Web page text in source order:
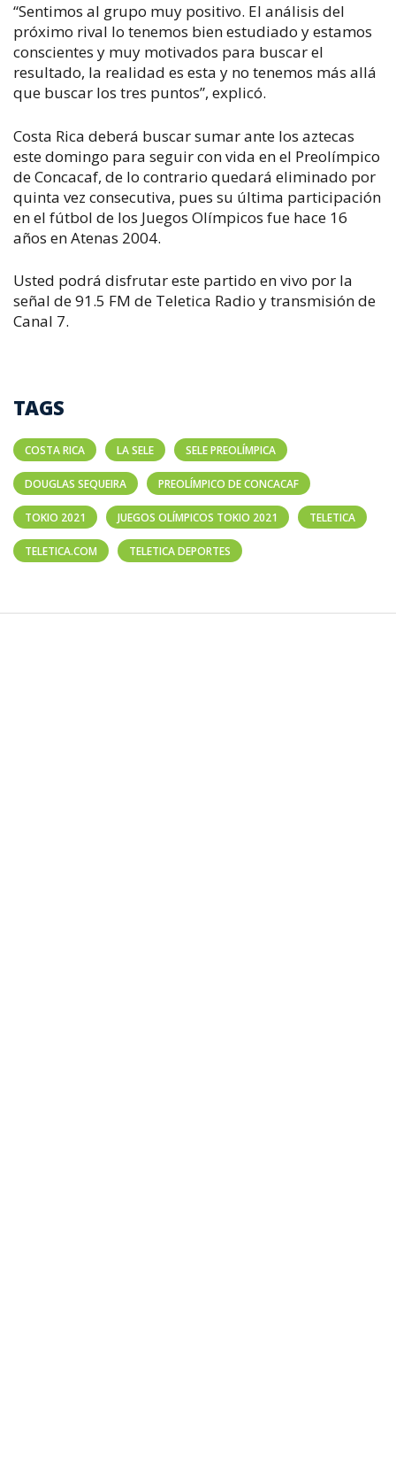
“Sentimos al grupo muy positivo. El análisis del
próximo rival lo tenemos bien estudiado y estamos
conscientes y muy motivados para buscar el
resultado, la realidad es esta y no tenemos más allá
que buscar los tres puntos”, explicó.
Costa Rica deberá buscar sumar ante los aztecas
este domingo para seguir con vida en el Preolímpico
de Concacaf, de lo contrario quedará eliminado por
quinta vez consecutiva, pues su última participación
en el fútbol de los Juegos Olímpicos fue hace 16
años en Atenas 2004.
Usted podrá disfrutar este partido en vivo por la
señal de 91.5 FM de Teletica Radio y transmisión de
Canal 7.
TAGS
COSTA RICA LA SELE SELE PREOLÍMPICA
DOUGLAS SEQUEIRA PREOLÍMPICO DE CONCACAF
TOKIO 2021 JUEGOS OLÍMPICOS TOKIO 2021 TELETICA
TELETICA.COM TELETICA DEPORTES